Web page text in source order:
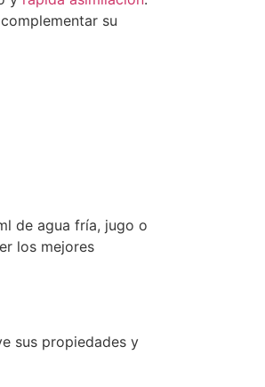
su
de agua fría, jugo o
los mejores
sus propiedades y